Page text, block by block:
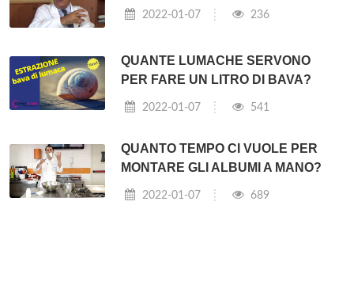
2022-01-07 236
QUANTE LUMACHE SERVONO
PER FARE UN LITRO DI BAVA?
2022-01-07 541
QUANTO TEMPO CI VUOLE PER
MONTARE GLI ALBUMI A MANO?
2022-01-07 689